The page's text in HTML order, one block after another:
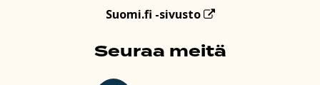
Suomi.fi -sivusto
Seuraa meitä